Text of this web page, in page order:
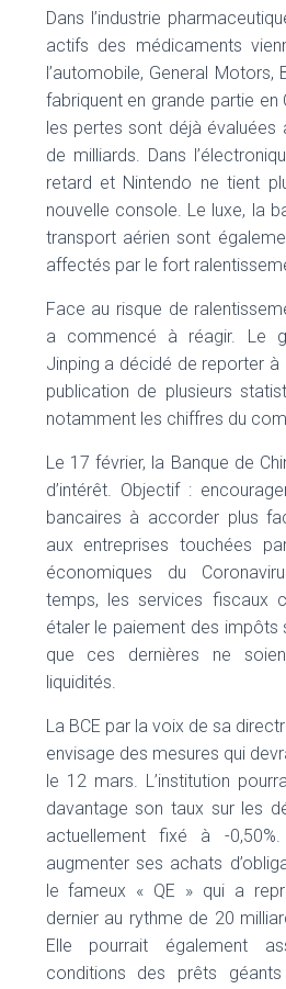
Dans l’industrie
actifs des médicaments
l’automobile, General Motors,
fabriquent en grande partie en
les pertes sont déjà évaluées
de milliards. Dans
retard et Nintendo ne tient
nouvelle console. Le luxe, la
transport aérien sont
affectés par le fort
Face au risque de
a commencé à réagir. Le
Jinping a décidé de reporter à
publication de plusieurs
notamment les chiffres du
Le 17 février, la Banque de
d’intérêt. Objectif :
bancaires à accorder plus
aux entreprises touchées
économiques du
temps, les services fiscaux
étaler le paiement des impôts
que ces dernières ne
liquidités.
La BCE par la voix de sa
envisage des mesures qui
le 12 mars. L’institution
davantage son taux sur les
actuellement fixé à -
augmenter ses achats
le fameux « QE » qui a
dernier au rythme de 20
Elle pourrait également
conditions des prêts